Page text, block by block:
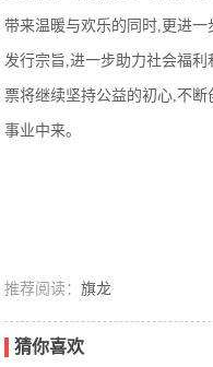
带来温暖与欢乐的同时,更进一
发行宗旨,进一步助力社会福
票将继续坚持公益的初心,不
事业中来。
推荐阅读：旗龙
猜你喜欢